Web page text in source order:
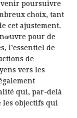
?
SUPÉRIEUR
TRAVAIL ?
DES STARTUPS
COMPÉTENCES
venir poursuivre
choix, tant
cet ajustement.
pour de
l’essentiel de
de
vers les
qui, par-delà
les objectifs qui